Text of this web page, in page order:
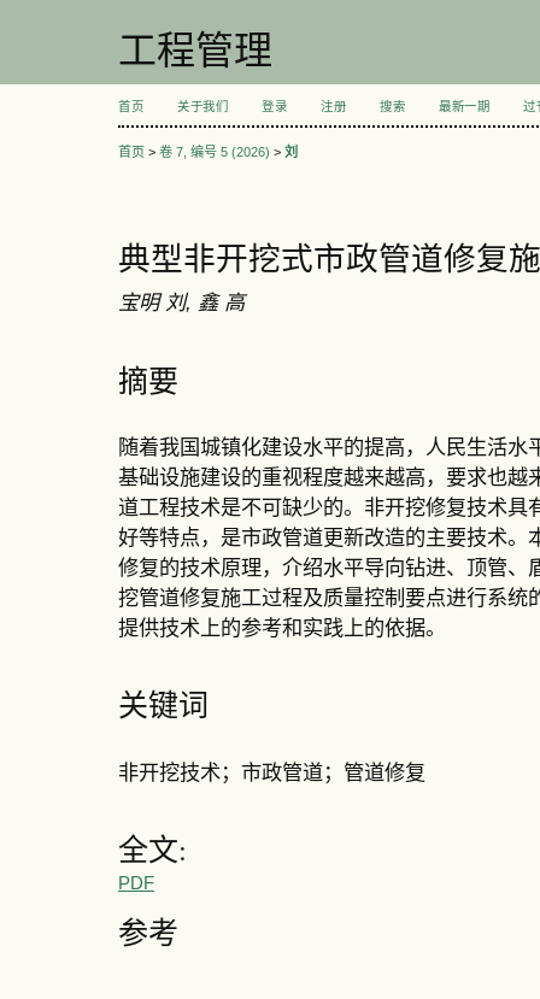
工程管理
首页 关于我们 登录 注册 搜索 最新一期 过
首页 > 卷 7, 编号 5 (2026) > 刘
典型非开挖式市政管道修复
宝明 刘, 鑫 高
摘要
随着我国城镇化建设水平的提高，人民生活
基础设施建设的重视程度越来越高，要求也越
道工程技术是不可缺少的。非开挖修复技术具
好等特点，是市政管道更新改造的主要技术。
修复的技术原理，介绍水平导向钻进、顶管、
挖管道修复施工过程及质量控制要点进行系统
提供技术上的参考和实践上的依据。
关键词
非开挖技术；市政管道；管道修复
全文:
PDF
参考